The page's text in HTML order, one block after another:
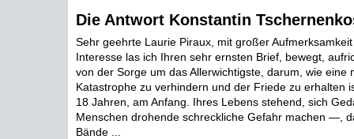
Die Antwort Konstantin
Sehr geehrte Laurie Piraux, mit großer
Interesse las ich Ihren sehr ernsten Brief, bewegt,
von der Sorge um das Allerwichtigste, darum, wie eine
Katastrophe zu verhindern und der Friede zu erhalten
18 Jahren, am Anfang. Ihres Lebens stehend, sich
Menschen drohende schreckliche Gefahr machen —,
Bände ...